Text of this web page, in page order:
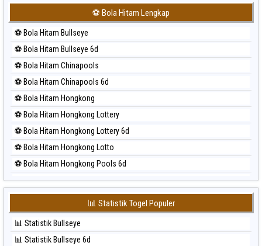
⚽ Bola Merah Japan 6d
⚽ Bola Merah Korea
⚽ Bola Merah Kuda Lari
⚽ Bola Merah Magnum Cambodia
⚽ Bola Merah Nagoya
⚽ Bola Merah North Carolina Day
⚽ Bola Merah Pcso
⚽ Bola Merah Sao Paulo
⚽ Bola Merah Singapore
⚽ Bola Merah Sydney
⚽ Bola Merah Sydney Lottery
⚽ Bola Merah Sydney Lottery 6d
⚽ Bola Merah Sydney Lotto
⚽ Bola Merah Sydney Pools 6d
⚽ Bola Merah Taipei
⚽ Bola Hitam Lengkap
⚽ Bola Hitam Bullseye
⚽ Bola Hitam Bullseye 6d
⚽ Bola Hitam Chinapools
⚽ Bola Hitam Chinapools 6d
⚽ Bola Hitam Hongkong
⚽ Bola Hitam Hongkong Lottery
⚽ Bola Hitam Hongkong Lottery 6d
⚽ Bola Hitam Hongkong Lotto
⚽ Bola Hitam Hongkong Pools 6d
⚽ Bola Hitam Japan
⚽ Bola Hitam Japan 6d
⚽ Bola Hitam Korea
⚽ Bola Hitam Kuda Lari
📊 Statistik Togel Populer
📊 Statistik Bullseye
📊 Statistik Bullseye 6d